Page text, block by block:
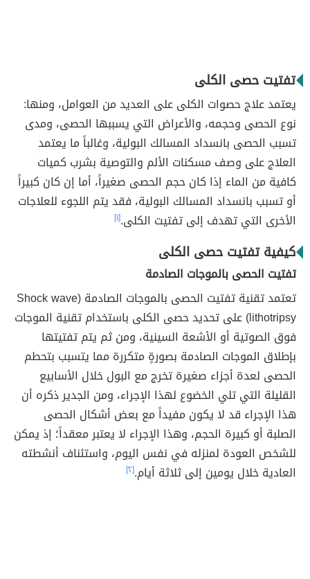
تفتيت حصى الكلى
يعتمد علاج حصوات الكلى على العديد من العوامل، ومنها:
نوع الحصى وحجمه، والأعراض التي يسببها الحصى، ومدى
تسبب الحصى بانسداد المسالك البولية، وغالباً ما يعتمد
العلاج على وصف مسكنات الألم والتوصية بشرب كميات
كافية من الماء إذا كان حجم الحصى صغيراً، أما إن كان كبيراً
أو تسبب بانسداد المسالك البولية، فقد يتم اللجوء للعلاجات
الأخرى التي تهدف إلى تفتيت الكلى.[١]
كيفية تفتيت حصى الكلى
تفتيت الحصى بالموجات الصادمة
تعتمد تقنية تفتيت الحصى بالموجات الصادمة (Shock wave
lithotripsy) على تحديد حصى الكلى باستخدام تقنية الموجات
فوق الصوتية أو الأشعة السينية، ومن ثم يتم تفتيتها
بإطلاق الموجات الصادمة بصورةٍ متكررة مما يتسبب بتحطم
الحصى لعدة أجزاء صغيرة تخرج مع البول خلال الأسابيع
القليلة التي تلي الخضوع لهذا الإجراء، ومن الجدير ذكره أن
هذا الإجراء قد لا يكون مفيداً مع بعض أشكال الحصى
الصلبة أو كبيرة الحجم، وهذا الإجراء لا يعتبر معقداً؛ إذ يمكن
للشخص العودة لمنزله في نفس اليوم، واستئناف أنشطته
العادية خلال يومين إلى ثلاثة أيام.[٢]